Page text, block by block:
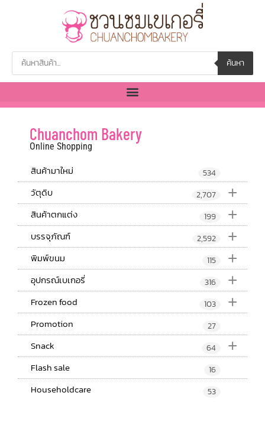
ค้นหา
Chuanchom Bakery
Online Shopping
สินค้ามาใหม่ 534
+
วัตุดิบ 2,707
+
สินค้าตกแต่ง 199
+
บรรจุภัณฑ์ 2,592
+
พิมพ์ขนม 115
+
อุปกรณ์เบเกอรี่ 316
+
Frozen food 103
Promotion 27
+
Snack 64
Flash sale 16
Householdcare 53